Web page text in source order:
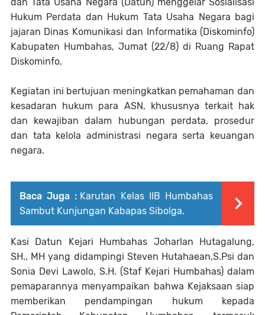
Hukum Perdata dan Hukum Tata Usaha Negara bagi
jajaran Dinas Komunikasi dan Informatika (Diskominfo)
Kabupaten Humbahas, Jumat (22/8) di Ruang Rapat
Diskominfo.
Kegiatan ini bertujuan meningkatkan pemahaman dan
kesadaran hukum para ASN, khususnya terkait hak
dan kewajiban dalam hubungan perdata, prosedur
dan tata kelola administrasi negara serta keuangan
negara.
Baca Juga : Karutan Kelas IIB Humbahas
Sambut Kunjungan Kabapas Sibolga.
Kasi Datun Kejari Humbahas Joharlan Hutagalung,
SH., MH yang didampingi Steven Hutahaean,S.Psi dan
Sonia Devi Lawolo, S.H. (Staf Kejari Humbahas) dalam
pemaparannya menyampaikan bahwa Kejaksaan siap
memberikan pendampingan hukum kepada